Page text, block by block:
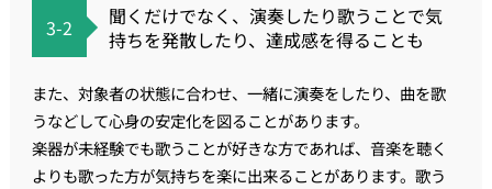
3-2
聞くだけでなく、演奏したり歌うことで気
持ちを発散したり、達成感を得ることも
また、対象者の状態に合わせ、一緒に演奏をしたり、曲を歌
うなどして心身の安定化を図ることがあります。
楽器が未経験でも歌うことが好きな方であれば、音楽を聴く
よりも歌った方が気持ちを楽に出来ることがあります。歌う